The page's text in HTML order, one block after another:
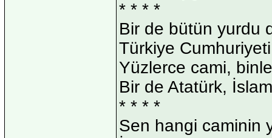
* * * *
Bir de bütün yurdu
Türkiye Cumhuriyeti
Yüzlerce cami,
Bir de Atatürk,
* * * *
Sen hangi caminin